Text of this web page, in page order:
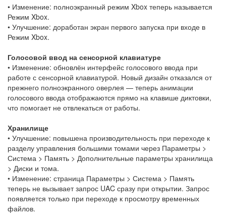
• Изменение: полноэкранный режим Xbox теперь называется
Режим Xbox.
• Улучшение: доработан экран первого запуска при входе в
Режим Xbox.
Голосовой ввод на сенсорной клавиатуре
• Изменение: обновлён интерфейс голосового ввода при
работе с сенсорной клавиатурой. Новый дизайн отказался от
прежнего полноэкранного оверлея — теперь анимации
голосового ввода отображаются прямо на клавише диктовки,
что помогает не отвлекаться от работы.
Хранилище
• Улучшение: повышена производительность при переходе к
разделу управления большими томами через Параметры >
Система > Память > Дополнительные параметры хранилища
> Диски и тома.
• Изменение: страница Параметры > Система > Память
теперь не вызывает запрос UAC сразу при открытии. Запрос
появляется только при переходе к просмотру временных
файлов.